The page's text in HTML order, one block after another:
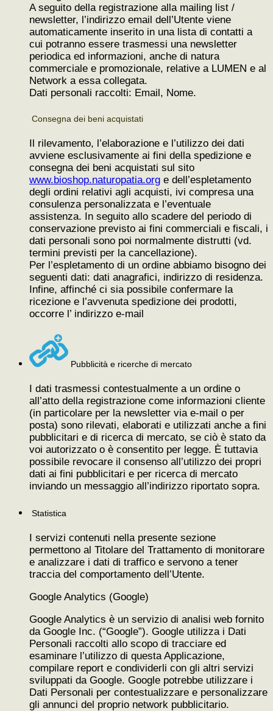
A seguito della registrazione alla mailing list /
newsletter, l’indirizzo email dell’Utente viene
automaticamente inserito in una lista di contatti a
cui potranno essere trasmessi una newsletter
periodica ed informazioni, anche di natura
commerciale e promozionale, relative a LUMEN e al
Network a essa collegata.
Dati personali raccolti: Email, Nome.
Consegna dei beni acquistati
Il rilevamento, l’elaborazione e l’utilizzo dei dati
avviene esclusivamente ai fini della spedizione e
consegna dei beni acquistati sul sito
www.bioshop.naturopatia.org e dell’espletamento
degli ordini relativi agli acquisti, ivi compresa una
consulenza personalizzata e l’eventuale
assistenza. In seguito allo scadere del periodo di
conservazione previsto ai fini commerciali e fiscali, i
dati personali sono poi normalmente distrutti (vd.
termini previsti per la cancellazione).
Per l’espletamento di un ordine abbiamo bisogno dei
seguenti dati: dati anagrafici, indirizzo di residenza.
Infine, affinché ci sia possibile confermare la
ricezione e l’avvenuta spedizione dei prodotti,
occorre l’ indirizzo e-mail
Pubblicità e ricerche di mercato
I dati trasmessi contestualmente a un ordine o
all’atto della registrazione come informazioni cliente
(in particolare per la newsletter via e-mail o per
posta) sono rilevati, elaborati e utilizzati anche a fini
pubblicitari e di ricerca di mercato, se ciò è stato da
voi autorizzato o è consentito per legge. È tuttavia
possibile revocare il consenso all’utilizzo dei propri
dati ai fini pubblicitari e per ricerca di mercato
inviando un messaggio all’indirizzo riportato sopra.
Statistica
I servizi contenuti nella presente sezione
permettono al Titolare del Trattamento di monitorare
e analizzare i dati di traffico e servono a tener
traccia del comportamento dell’Utente.
Google Analytics (Google)
Google Analytics è un servizio di analisi web fornito
da Google Inc. (“Google”). Google utilizza i Dati
Personali raccolti allo scopo di tracciare ed
esaminare l’utilizzo di questa Applicazione,
compilare report e condividerli con gli altri servizi
sviluppati da Google. Google potrebbe utilizzare i
Dati Personali per contestualizzare e personalizzare
gli annunci del proprio network pubblicitario.